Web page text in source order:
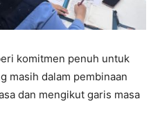
komitmen penuh untuk
masih dalam pembinaan
dan mengikut garis masa